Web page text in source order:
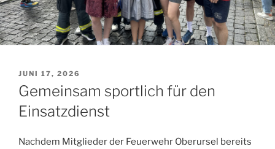
VERÖFFENTLICHT
AM
JUNI 17, 2026
Gemeinsam sportlich für den
Einsatzdienst
Nachdem Mitglieder der Feuerwehr Oberursel bereits